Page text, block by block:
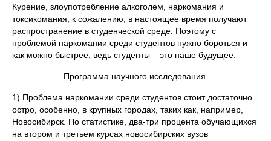
Курение, злоупотребление алкоголем, наркомания и
токсикомания, к сожалению, в настоящее время получают
распространение в студенческой среде. Поэтому с
проблемой наркомании среди студентов нужно бороться и
как можно быстрее, ведь студенты – это наше будущее.
Программа научного исследования.
1) Проблема наркомании среди студентов стоит достаточно
остро, особенно, в крупных городах, таких как, например,
Новосибирск. По статистике, два-три процента обучающихся
на втором и третьем курсах новосибирских вузов